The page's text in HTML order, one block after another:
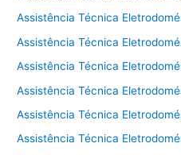
Assistência Técnica
Assistência Técnica
Assistência Técnica
Assistência Técnica
Assistência Técnica
Assistência Técnica